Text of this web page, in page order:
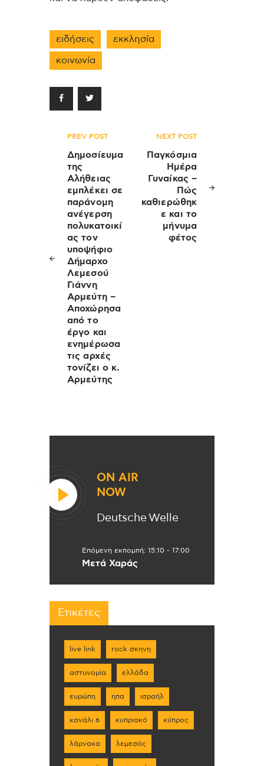
ειδήσεις εκκλησία
κοινωνία
Πλοήγηση
άρθρων
PREV POST
Δημοσίευμα
της
Αλήθειας
εμπλέκει σε
παράνομη
ανέγερση
πολυκατοικί
ας τον
υποψήφιο
Δήμαρχο
Λεμεσού
Γιάννη
Αρμεύτη –
Αποχώρησα
από το
έργο και
ενημέρωσα
τις αρχές
τονίζει ο κ.
Αρμεύτης
NEXT POST
Παγκόσμια
Ημέρα
Γυναίκας –
Πώς
καθιερώθηκ
ε και το
μήνυμα
φέτος
ON AIR
NOW
Deutsche Welle
Επόμενη εκπομπή: 15:10 - 17:00
Μετά Χαράς
Ετικέτες
live link rock σκηνη
αστυνομία ελλάδα
ευρώπη ηπα ισραήλ
κανάλι 6 κυπριακό κύπρος
λάρνακα λεμεσός